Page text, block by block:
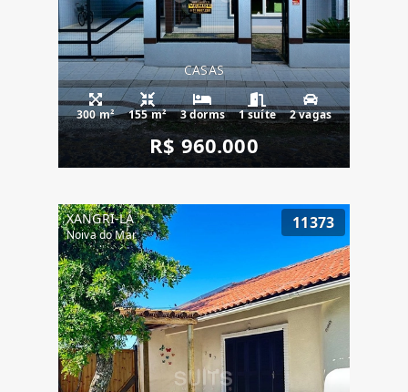
CASAS
300 m² 155 m² 3 dorms 1 suíte 2 vagas
R$ 960.000
XANGRI-LÁ
Noiva do Mar
11373